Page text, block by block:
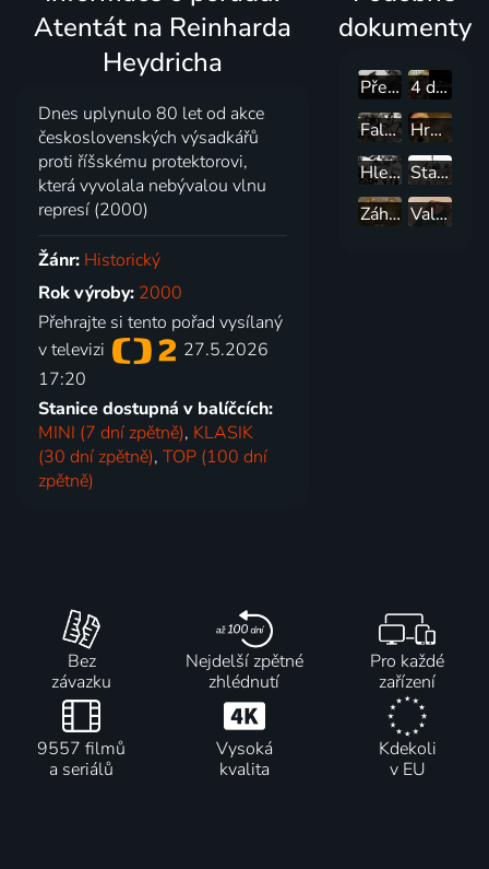
Atentát na Reinharda
Heydricha
Dnes uplynulo 80 let od akce
československých výsadkářů
proti říšskému protektorovi,
která vyvolala nebývalou vlnu
represí (2000)
Žánr: Historický
Rok výroby: 2000
Přehrajte si tento pořad vysílaný
v televizi
27.5.2026
17:20
Stanice dostupná v balíčcích:
MINI (7 dní zpětně), KLASIK
(30 dní zpětně),TOP (100 dní
zpětně)
dokumenty
Přerušené jaro
4 děvčátka
Fallschirmjger - Německé výsadkové jednotky
Hrdinové 2 světové války
Hledání ztraceného času
Stalingradský kotel
Záhadná smrt korunního prince Rudolfa
Valašský snář
Bez
závazku
Nejdelší zpětné
zhlédnutí
Pro každé
zařízení
9557 filmů
a seriálů
Vysoká
kvalita
Kdekoli
v EU